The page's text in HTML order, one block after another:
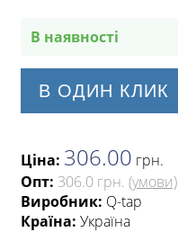
В наявності
В ОДИН КЛИК
Ціна: 306.00 грн.
Опт: 306.0 грн. (умови)
Виробник: Q-tap
Країна: Україна